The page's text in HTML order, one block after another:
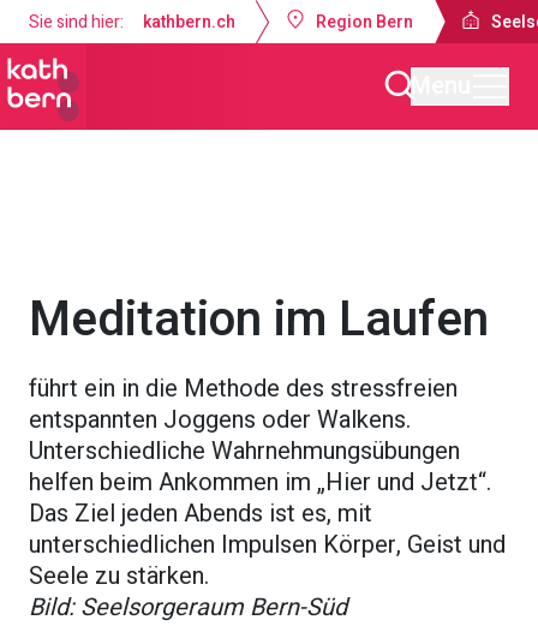
Sie sind hier: kathbern.ch Region Bern
Meditation im Laufen
führt ein in die Methode des stressfreien
entspannten Joggens oder Walkens.
Unterschiedliche Wahrnehmungsübungen
helfen beim Ankommen im „Hier und Jetzt“.
Das Ziel jeden Abends ist es, mit
unterschiedlichen Impulsen Körper, Geist und
Seele zu stärken.
Bild: Seelsorgeraum Bern-Süd